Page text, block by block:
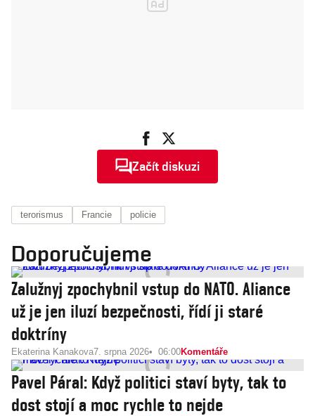
Začít diskuzi
terorismus Francie policie
Doporučujeme
Zalužnyj zpochybnil vstup do NATO. Aliance
už je jen iluzí bezpečnosti, řídí ji staré
doktríny
Ekaterina Kanakova7. srpna 2026 06:00Komentáře
Pavel Páral: Když politici staví byty, tak to
dost stojí a moc rychle to nejde